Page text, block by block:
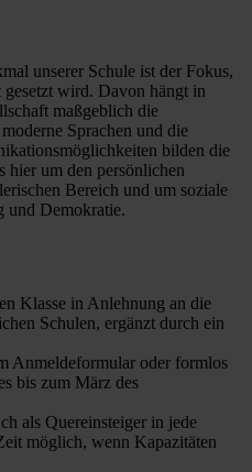
unserer Schule ist der Fokus,
wird. Davon hängt in
maßgeblich die
Sprachen und die
bilden die
hier um den persönlichen
Bereich und um soziale
und Demokratie.
Klasse in Anlehnung an die
Schulen, ergänzt durch ein
Anmeldeformular oder formlos
bis zum März des
als Quereinsteiger in jede
möglich, wenn Kapazitäten